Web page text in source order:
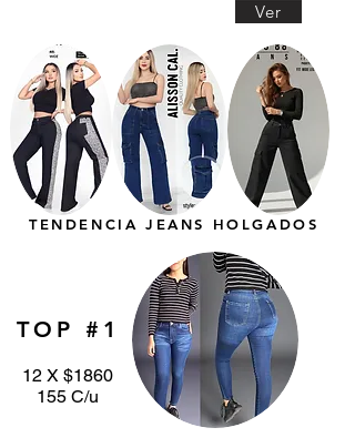
Ver
TENDENCIA JEANS HOLGADOS
12 X $1860
155 C/u
TOP #1